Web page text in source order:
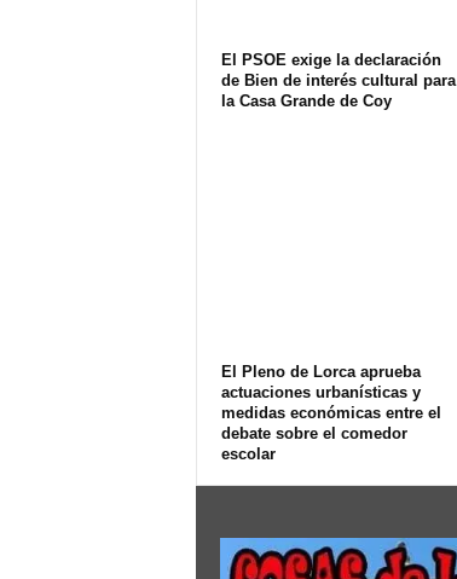
El PSOE exige la declaración
de Bien de interés cultural para
la Casa Grande de Coy
El Pleno de Lorca aprueba
actuaciones urbanísticas y
medidas económicas entre el
debate sobre el comedor
escolar